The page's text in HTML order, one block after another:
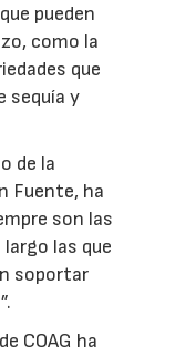
pueden
como la
que
sequía y
de la
Fuente, ha
son las
las que
soportar
COAG ha